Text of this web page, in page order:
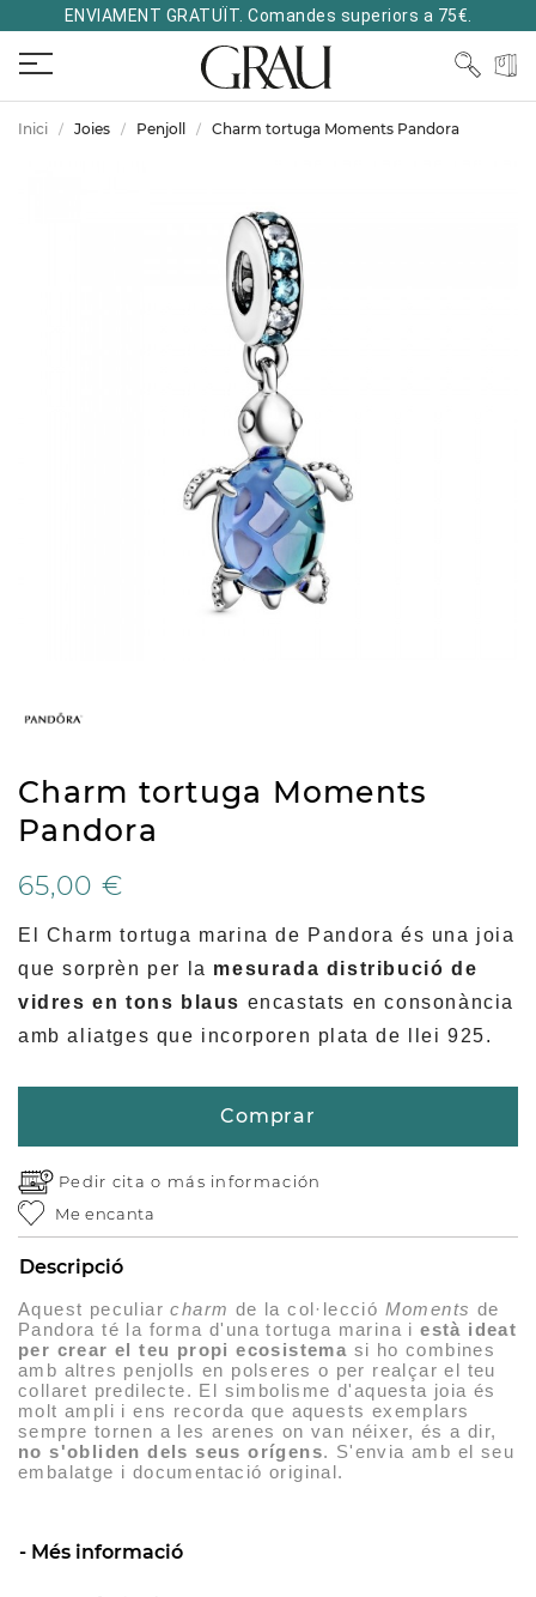
ENVIAMENT GRATUÏT. Comandes superiors a 75€.
Inici Joies Penjoll Charm tortuga Moments Pandora
Charm tortuga Moments
Pandora
65,00 €
El Charm tortuga marina de Pandora és una joia
que sorprèn per la mesurada distribució de
vidres en tons blaus encastats en consonància
amb aliatges que incorporen plata de llei 925.
Comprar
Pedir cita o más información
Me encanta
Descripció
Aquest peculiarcharm de la col·lecció Moments de
Pandora té la forma d'una tortuga marina i està ideat
per crear el teu propi ecosistema si ho combines
amb altres penjolls en polseres o per realçar el teu
collaret predilecte. El simbolisme d'aquesta joia és
molt ampli i ens recorda que aquests exemplars
sempre tornen a les arenes on van néixer, és a dir,
no s'obliden dels seus orígens. S'envia amb el seu
embalatge i documentació original.
Més informació